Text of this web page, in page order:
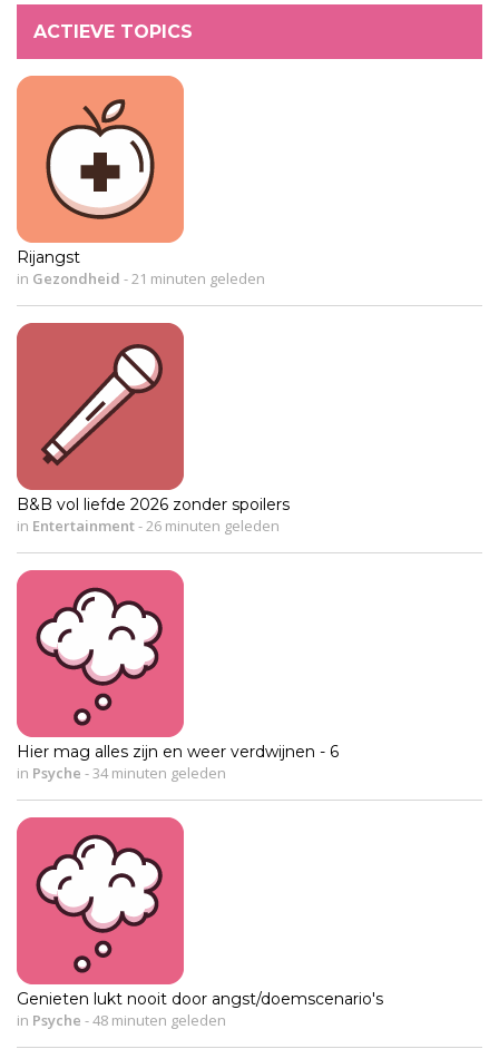
ACTIEVE TOPICS
Rijangst
in Gezondheid -21 minuten geleden
B&B vol liefde 2026 zonder spoilers
in Entertainment-26 minuten geleden
Hier mag alles zijn en weer verdwijnen - 6
in Psyche -34 minuten geleden
Genieten lukt nooit door angst/doemscenario's
in Psyche -48 minuten geleden